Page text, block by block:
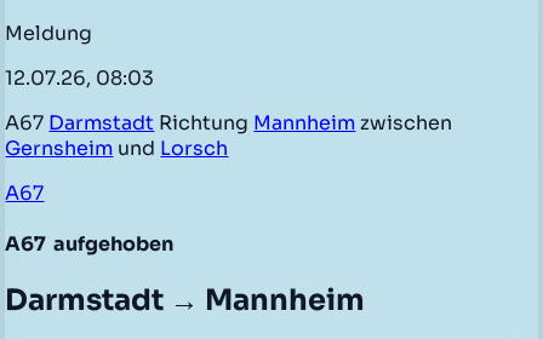
Meldung
12.07.26, 08:03
A67 Darmstadt Richtung Mannheim zwischen
Gernsheim und Lorsch
A67
A67 aufgehoben
Darmstadt → Mannheim